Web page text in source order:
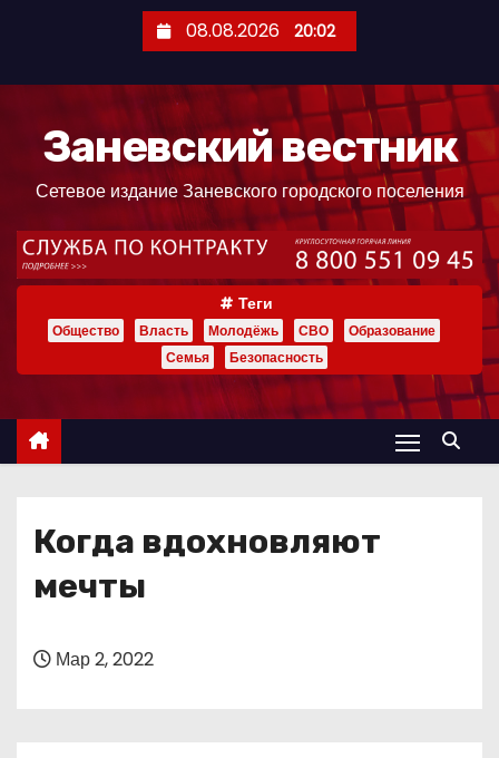
ж
08.08.2026 20:02
Заневский вестник
Сетевое издание Заневского городского поселения
Теги
Общество Власть Молодёжь СВО
Образование
Семья
Безопасность
Когда вдохновляют
мечты
Мар 2, 2022